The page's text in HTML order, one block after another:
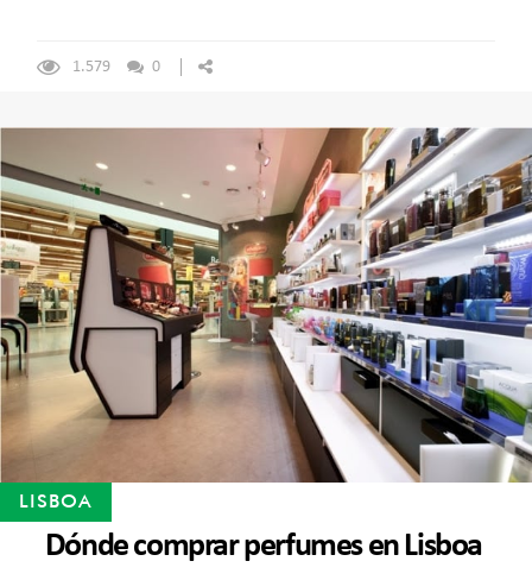
1.579 0
LISBOA
Dónde comprar perfumes en Lisboa